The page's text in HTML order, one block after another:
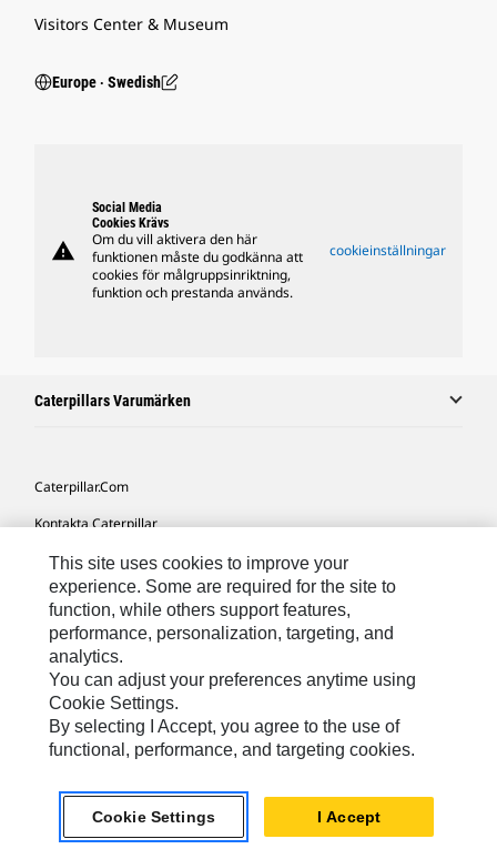
Visitors Center & Museum
Europe ‧ Swedish
warning
Social Media
Cookies Krävs
Om du vill aktivera den här
funktionen måste du godkänna att
cookies för målgruppsinriktning,
funktion och prestanda används.
cookieinställningar
Caterpillars Varumärken
Caterpillar.com
Kontakta Caterpillar
Mina Marknadsföringspreferenser
Platskarta
Cookie Settings
Juridiskt
Sekretess
Europe-Swedish© 2026 Caterpillar. Med ensamrätt.
This site uses cookies to improve your
experience. Some are required for the site to
function, while others support features,
performance, personalization, targeting, and
analytics.
You can adjust your preferences anytime using
Cookie Settings.
By selecting I Accept, you agree to the use of
functional, performance, and targeting cookies.
Cookie Settings I Accept